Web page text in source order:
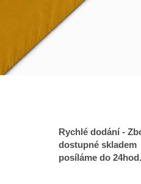
Rychlé dodání -
dostupné skladem
posíláme do 24hod.